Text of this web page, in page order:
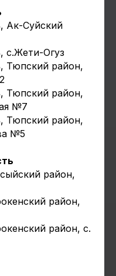
Ак-Суйский
с.Жети-Огуз
Тюпский район,
Тюпский район,
№7
Тюпский район,
№5
район,
район,
район, с.